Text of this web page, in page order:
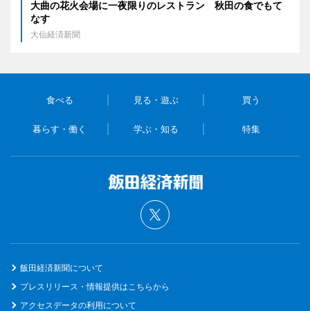
大曲の花火会場に一夜限りのレストラン 秋田の食でもて
なす
大仙経済新聞
食べる 見る・遊ぶ 買う
暮らす・働く 学ぶ・知る 特集
飯田経済新聞について
プレスリリース・情報提供はこちらから
アクセスデータの利用について